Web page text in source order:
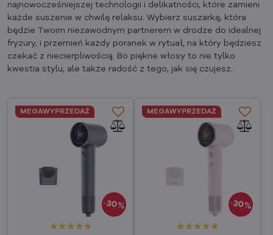
najnowocześniejszej technologii i delikatności, które zamieni
każde suszenie w chwilę relaksu. Wybierz suszarkę, która
będzie Twoim niezawodnym partnerem w drodze do idealnej
fryzury, i przemień każdy poranek w rytuał, na który będziesz
czekać z niecierpliwością. Bo piękne włosy to nie tylko
kwestia stylu, ale także radość z tego, jak się czujesz.
30%
MEGAWYPRZEDAŻ
30%
MEGAWYPRZEDAŻ